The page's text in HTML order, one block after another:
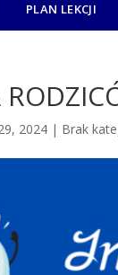
PLAN LEKCJI
2024 | Brak